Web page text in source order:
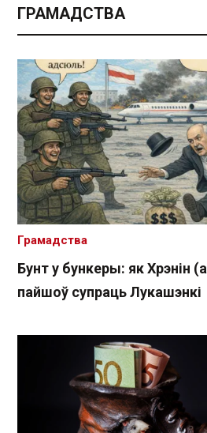
ГРАМАДСТВА
Бунт у бункеры: як Хрэнін
пайшоў супраць Лукашэнкі
Грамадства